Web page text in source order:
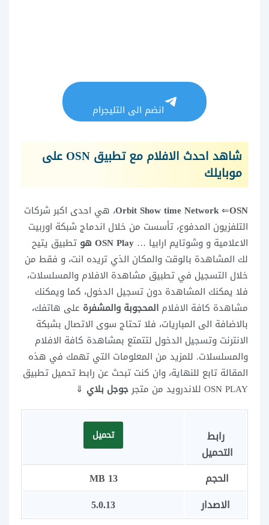
انضم الى التليجرام
شاهد احدث الافلام مع تطبيق OSN على
موبايلك
Orbit Show time Network⇐OSN
، هي احدى اكبر شركات
التلفزيون المدفوع، تأسست من خلال اندماج شبكة اوربيت
الاعلامية و وشوتايم ارابيا … OSN Play هو
تطبيق يتيح
لك المشاهدة بالوقت والمكان الذي تريده انت، و فقط من
خلال التسجيل في تطبيق مشاهدة الافلام والمسلسلات،
فلا يمكنك المشاهدة دون تسجيل الدخول، كما ويمكنك
مشاهدة كافة الافلام المحجوبة والمشفرة على هاتفك،
بالاضافة الى المباريات، فلا تحتاج سوى الاتصال بشبكة
الانترنت وتسجيل الدخول لتتمتع بمشاهدة كافة الافلام
والمسلسلات. للمزيد من المعلومات التي تهمك في هذه
المقالة تابع للنهاية، وان كنت تبحث عن رابط تحميل تطبيق
OSN PLAY للاندرويد من متجر
جوجل بلاي ⇓
رابط
التحميل
تحميل
الحجم
13 MB
الاصدار
5.0.13